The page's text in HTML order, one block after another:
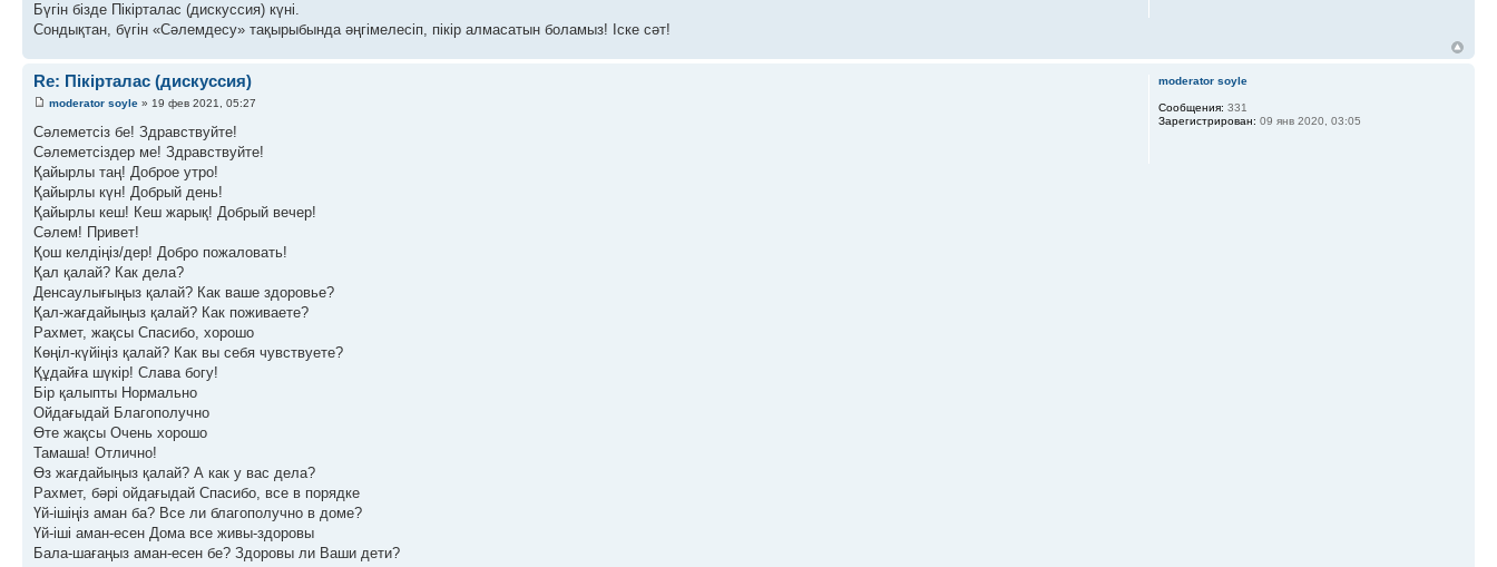
Бүгін бізде Пікірталас (дискуссия) күні.
Сондықтан, бүгін «Сәлемдесу» тақырыбында әңгімелесіп, пікір алмасатын боламыз! Іске сәт!
Re: Пікірталас (дискуссия)
moderator soyle » 19 фев 2021, 05:27
Сәлеметсіз бе! Здравствуйте!
Сәлеметсіздер ме! Здравствуйте!
Қайырлы таң! Доброе утро!
Қайырлы күн! Добрый день!
Қайырлы кеш! Кеш жарық! Добрый вечер!
Сәлем! Привет!
Қош келдіңіз/дер! Добро пожаловать!
Қал қалай? Как дела?
Денсаулығыңыз қалай? Как ваше здоровье?
Қал-жағдайыңыз қалай? Как поживаете?
Рахмет, жақсы Спасибо, хорошо
Көңіл-күйіңіз қалай? Как вы себя чувствуете?
Құдайға шүкір! Слава богу!
Бір қалыпты Нормально
Ойдағыдай Благополучно
Өте жақсы Очень хорошо
Тамаша! Отлично!
Өз жағдайыңыз қалай? А как у вас дела?
Рахмет, бәрі ойдағыдай Спасибо, все в порядке
Үй-ішіңіз аман ба? Все ли благополучно в доме?
Үй-іші аман-есен Дома все живы-здоровы
Бала-шағаңыз аман-есен бе? Здоровы ли Ваши дети?
moderator soyle
Сообщения: 331
Зарегистрирован: 09 янв 2020, 03:05